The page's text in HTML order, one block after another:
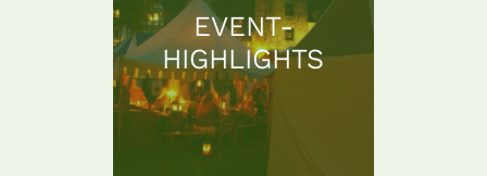
EVENT-
HIGHLIGHTS